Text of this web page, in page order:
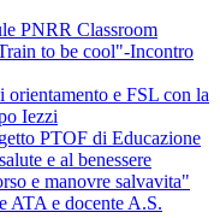
PNRR Classroom
to be cool"-Incontro
e FSL con la
Iezzi
PTOF di Educazione
e al benessere
e manovre salvavita"
ATA e docente A.S.